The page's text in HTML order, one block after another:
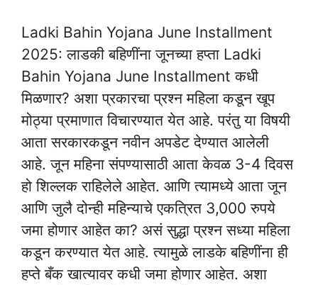
Ladki Bahin Yojana June Installment
2025: लाडकी बहिणींना जूनच्या हप्ता Ladki
Bahin Yojana June Installment कधी
मिळणार? अशा प्रकारचा प्रश्न महिला कडून खूप
मोठ्या प्रमाणात विचारण्यात येत आहे. परंतु या विषयी
आता सरकारकडून नवीन अपडेट देण्यात आलेली
आहे. जून महिना संपण्यासाठी आता केवळ 3-4 दिवस
हो शिल्लक राहिलेले आहेत. आणि त्यामध्ये आता जून
आणि जुलै दोन्ही महिन्याचे एकत्रित 3,000 रुपये
जमा होणार आहेत का? असं सुद्धा प्रश्न सध्या महिला
कडून करण्यात येत आहे. त्यामुळे लाडके बहिणींना ही
हप्ते बँक खात्यावर कधी जमा होणार आहेत. अशा